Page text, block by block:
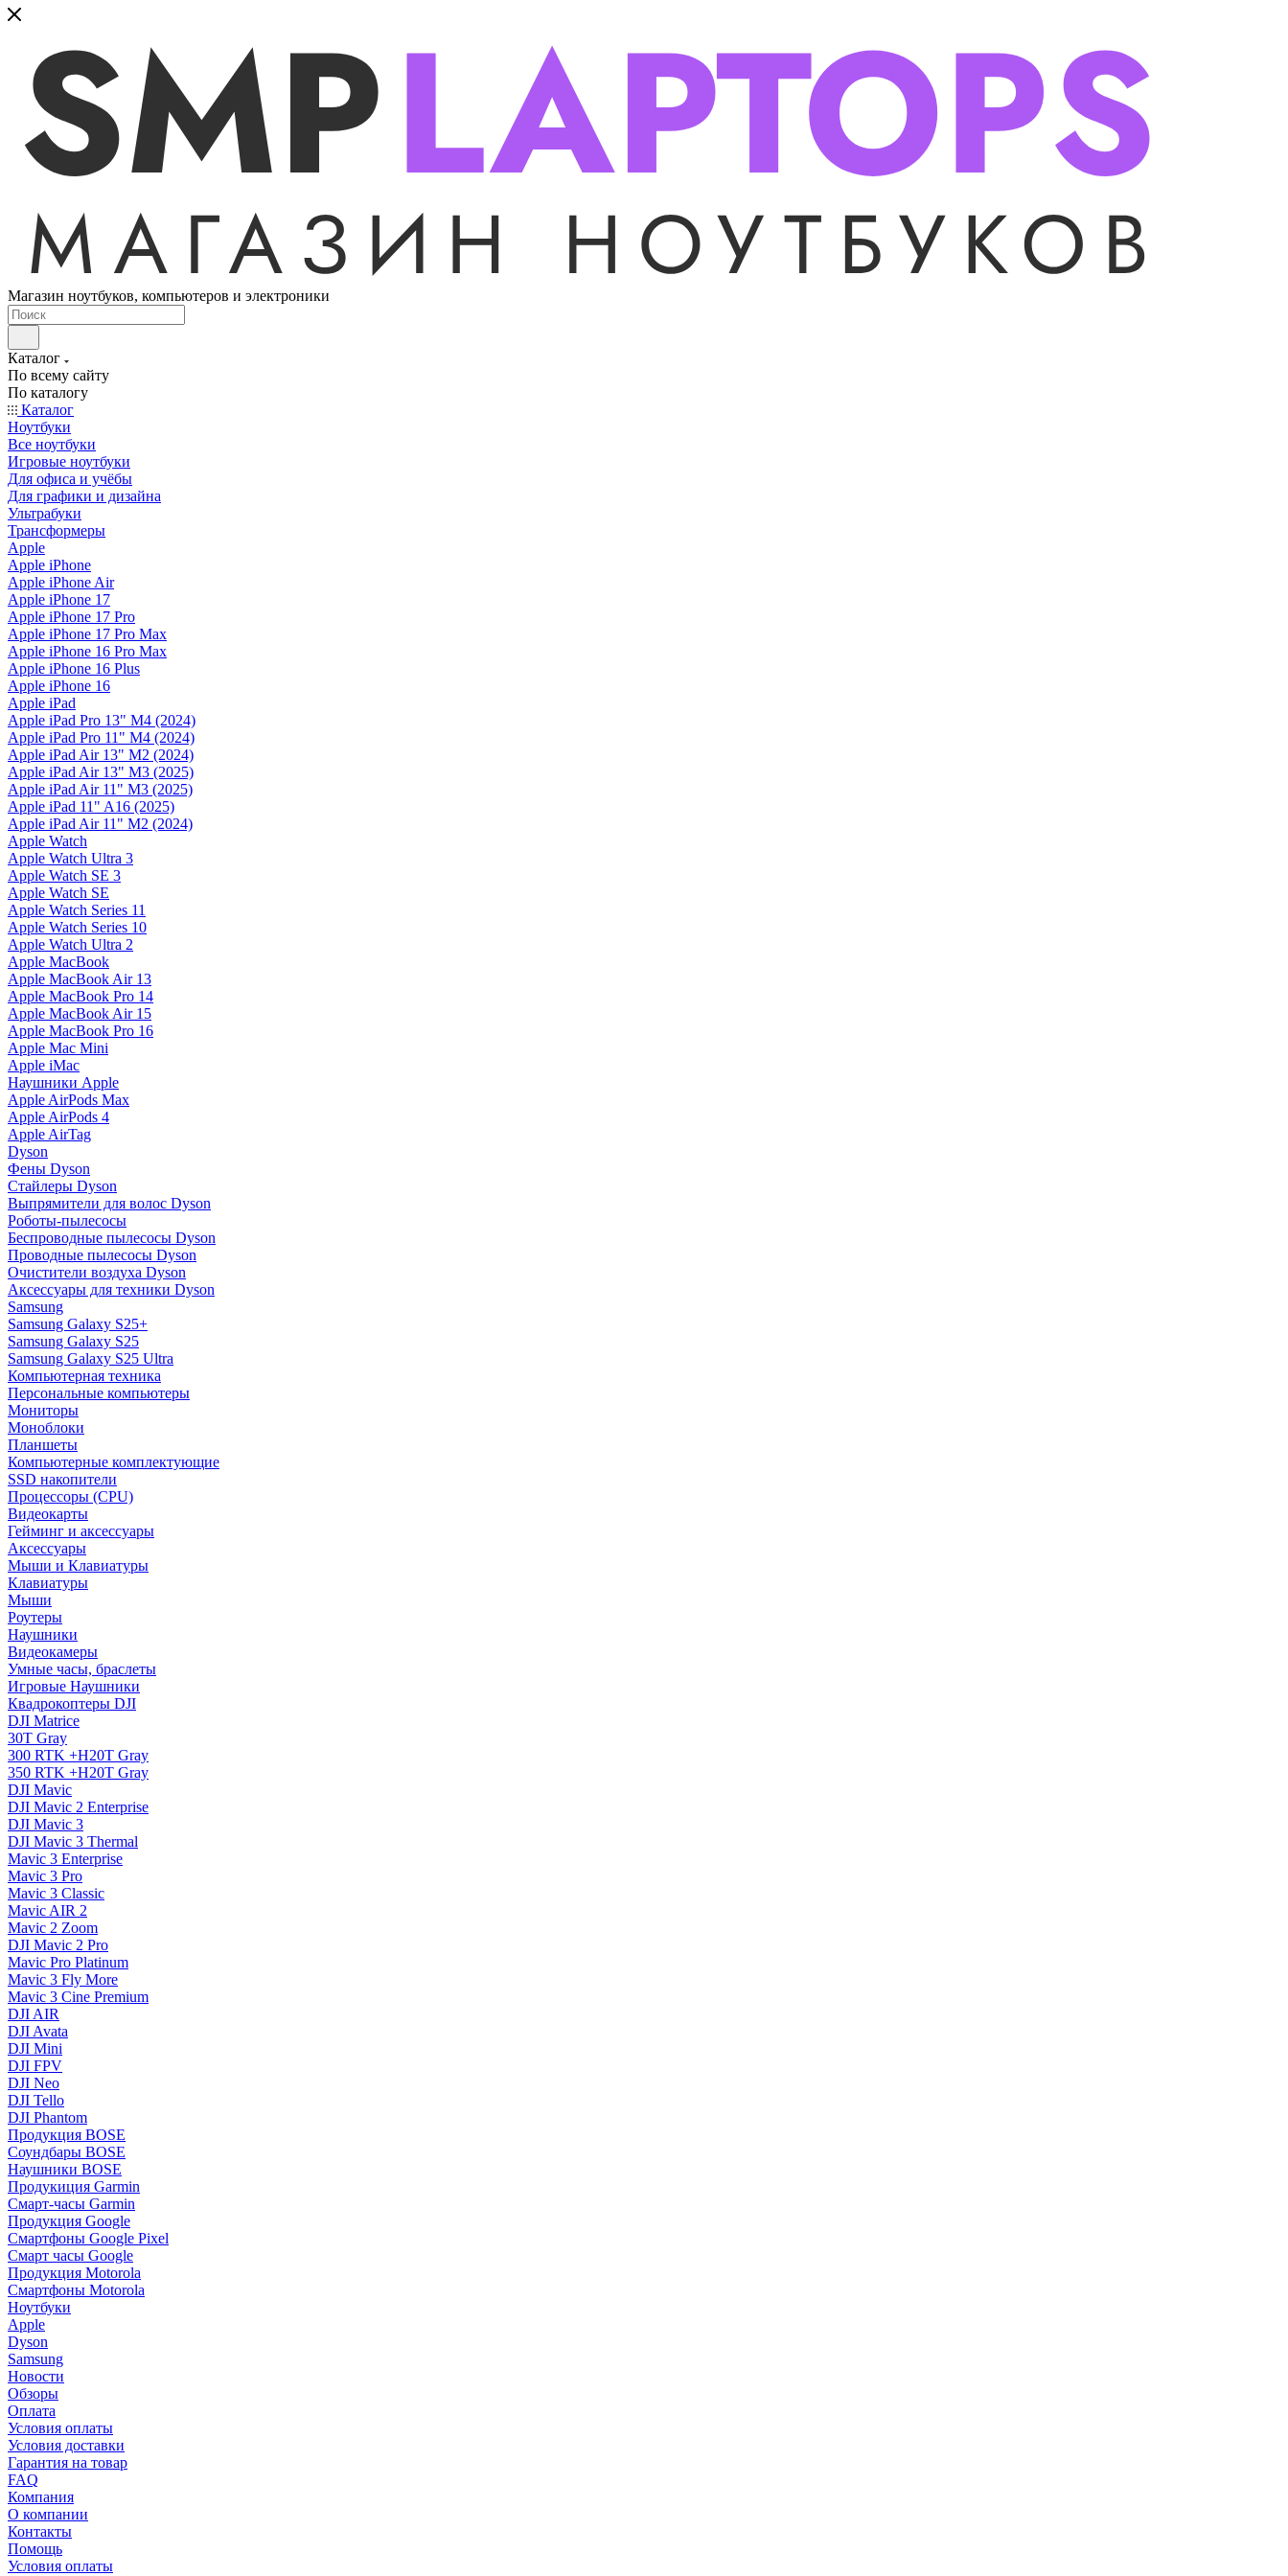
Магазин ноутбуков, компьютеров и электроники
Каталог
По всему сайту
По каталогу
Каталог
Ноутбуки
Все ноутбуки
Игровые ноутбуки
Для офиса и учёбы
Для графики и дизайна
Ультрабуки
Трансформеры
Apple
Apple iPhone
Apple iPhone Air
Apple iPhone 17
Apple iPhone 17 Pro
Apple iPhone 17 Pro Max
Apple iPhone 16 Pro Max
Apple iPhone 16 Plus
Apple iPhone 16
Apple iPad
Apple iPad Pro 13" M4 (2024)
Apple iPad Pro 11" M4 (2024)
Apple iPad Air 13" M2 (2024)
Apple iPad Air 13" M3 (2025)
Apple iPad Air 11" M3 (2025)
Apple iPad 11" A16 (2025)
Apple iPad Air 11" M2 (2024)
Apple Watch
Apple Watch Ultra 3
Apple Watch SE 3
Apple Watch SE
Apple Watch Series 11
Apple Watch Series 10
Apple Watch Ultra 2
Apple MacBook
Apple MacBook Air 13
Apple MacBook Pro 14
Apple MacBook Air 15
Apple MacBook Pro 16
Apple Mac Mini
Apple iMac
Наушники Apple
Apple AirPods Max
Apple AirPods 4
Apple AirTag
Dyson
Фены Dyson
Стайлеры Dyson
Выпрямители для волос Dyson
Роботы-пылесосы
Беспроводные пылесосы Dyson
Проводные пылесосы Dyson
Очистители воздуха Dyson
Аксессуары для техники Dyson
Samsung
Samsung Galaxy S25+
Samsung Galaxy S25
Samsung Galaxy S25 Ultra
Компьютерная техника
Персональные компьютеры
Мониторы
Моноблоки
Планшеты
Компьютерные комплектующие
SSD накопители
Процессоры (CPU)
Видеокарты
Гейминг и аксессуары
Аксессуары
Мыши и Клавиатуры
Клавиатуры
Мыши
Роутеры
Наушники
Видеокамеры
Умные часы, браслеты
Игровые Наушники
Квадрокоптеры DJI
DJI Matrice
30T Gray
300 RTK +H20T Gray
350 RTK +H20T Gray
DJI Mavic
DJI Mavic 2 Enterprise
DJI Mavic 3
DJI Mavic 3 Thermal
Mavic 3 Enterprise
Mavic 3 Pro
Mavic 3 Сlassic
Mavic AIR 2
Mavic 2 Zoom
DJI Mavic 2 Pro
Mavic Pro Platinum
Mavic 3 Fly More
Mavic 3 Cine Premium
DJI AIR
DJI Avata
DJI Mini
DJI FPV
DJI Neo
DJI Tello
DJI Phantom
Продукция BOSE
Соундбары BOSE
Наушники BOSE
Продукиция Garmin
Смарт-часы Garmin
Продукция Google
Смартфоны Google Pixel
Смарт часы Google
Продукция Motorola
Смартфоны Motorola
Ноутбуки
Apple
Dyson
Samsung
Новости
Обзоры
Оплата
Условия оплаты
Условия доставки
Гарантия на товар
FAQ
Компания
О компании
Контакты
Помощь
Условия оплаты